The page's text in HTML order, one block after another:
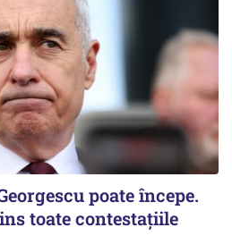
poate începe.
toate contestațiile